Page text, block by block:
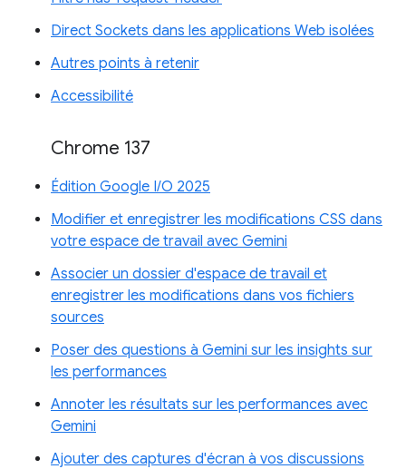
Direct Sockets dans les applications Web isolées
Autres points à retenir
Accessibilité
Chrome 137
Édition Google I/O 2025
Modifier et enregistrer les modifications CSS dans
votre espace de travail avec Gemini
Associer un dossier d'espace de travail et
enregistrer les modifications dans vos fichiers
sources
Poser des questions à Gemini sur les insights sur
les performances
Annoter les résultats sur les performances avec
Gemini
Ajouter des captures d'écran à vos discussions